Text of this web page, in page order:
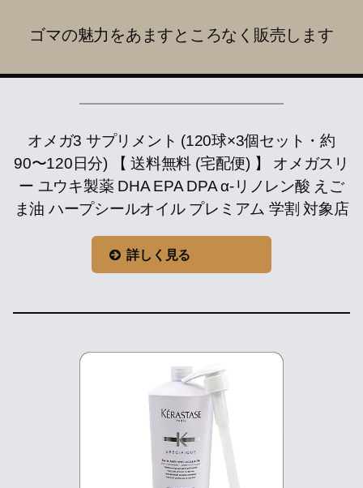
ゴマの魅力をあますところなく販売します
オメガ3 サプリメント (120球×3個セット・約
90〜120日分) 【 送料無料 (宅配便) 】 オメガスリ
ー ユウキ製薬 DHA EPA DPA α-リノレン酸 えご
ま油 ハープシールオイル プレミアム 学割 対象店
詳しく見る